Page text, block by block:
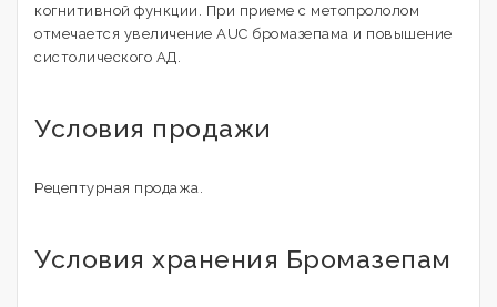
когнитивной функции. При приеме с метопрололом
отмечается увеличение AUC бромазепама и повышение
систолического АД.
Условия продажи
Рецептурная продажа.
Условия хранения Бромазепам